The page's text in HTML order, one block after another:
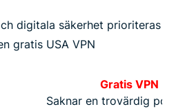
digitala säkerhet prioriteras
gratis USA VPN
Gratis VPN
Saknar en trovärdig